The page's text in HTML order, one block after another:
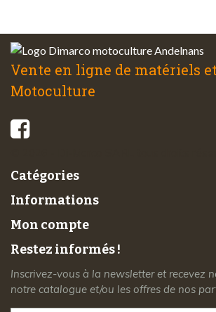
Vente en ligne de matériels
Motoculture
Catégories
Informations
Mon compte
Restez informés !
Inscrivez-vous à la newsletter et recevez
notre catalogue et/ou les offres de nos